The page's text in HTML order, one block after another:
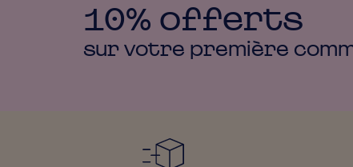
10% offerts
sur votre première